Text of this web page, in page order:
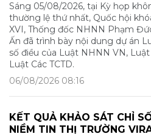
Sáng 05/08/2026, tại Kỳ họp
thường lệ thứ nhất, Quốc hội
XVI, Thống đốc NHNN Phạm
Ấn đã trình bày nội dung dự án
số điều của Luật NHNN VN,
Luật Các TCTD.
06/08/2026 08:16
KẾT QUẢ KHẢO SÁT CHỈ
NIỀM TIN THỊ TRƯỜNG